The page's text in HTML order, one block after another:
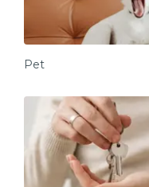
Pet